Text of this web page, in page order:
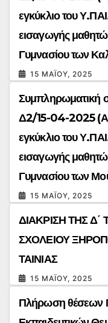
εγκύκλιο του
εισαγωγής
Γυμνασίου των
σχολικό έτος
15 ΜΑΪ́ΟΥ, 2025
Συμπληρωματική
Δ2/15-04-2025
εγκύκλιο του
εισαγωγής
Γυμνασίου των
σχολικό έτος
15 ΜΑΪ́ΟΥ, 2025
ΔΙΑΚΡΙΣΗ ΤΗΣ
ΣΧΟΛΕΙΟΥ
ΤΑΙΝΙΑΣ
15 ΜΑΪ́ΟΥ, 2025
Πλήρωση θέσεων